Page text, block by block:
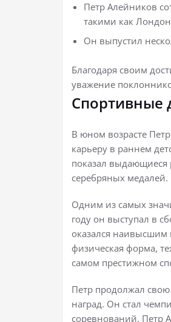
Петр Алейников
такими как
Он выпустил
Благодаря своим
уважение
Спортивные
В юном возрасте
карьеру в раннем
показал выдающиеся
серебряных медалей.
Одним из самых
году он выступал в
оказался наивысшим
физическая форма,
самом престижном
Петр продолжал
наград. Он стал
соревнований. Петр